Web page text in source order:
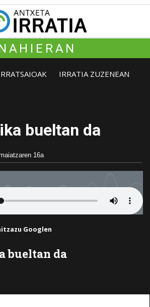
IRRATIA ZUZENEAN
bueltan da
16a
Googlen
bueltan da